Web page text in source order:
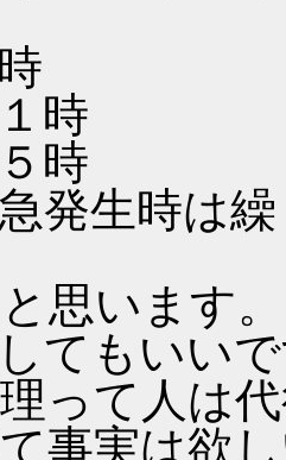
時
時
急発生時は
思います。
てもいい
って人は
事実は欲